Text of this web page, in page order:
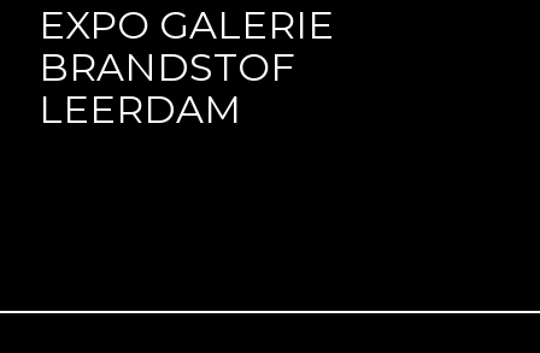
EXPO GALERIE
BRANDSTOF
LEERDAM